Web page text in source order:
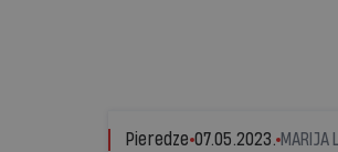
Pieredze 07.05.2023. MARIJA